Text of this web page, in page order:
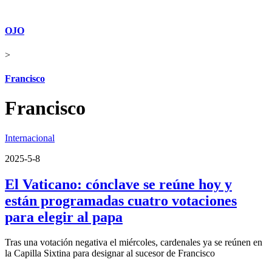
OJO
>
Francisco
Francisco
Internacional
2025-5-8
El Vaticano: cónclave se reúne hoy y
están programadas cuatro votaciones
para elegir al papa
Tras una votación negativa el miércoles, cardenales ya se reúnen en
la Capilla Sixtina para designar al sucesor de Francisco